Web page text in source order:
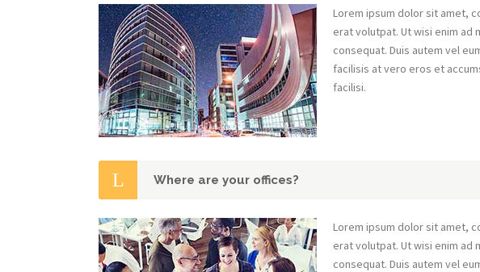
Lorem ipsum dolor sit amet,
erat volutpat. Ut wisi enim ad
consequat. Duis autem vel
facilisis at vero eros et
facilisi.
Where are your offices?
Lorem ipsum dolor sit amet,
erat volutpat. Ut wisi enim ad
consequat. Duis autem vel